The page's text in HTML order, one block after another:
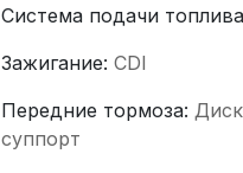
Система подачи
Зажигание: CDI
Передние тормоза:
суппорт